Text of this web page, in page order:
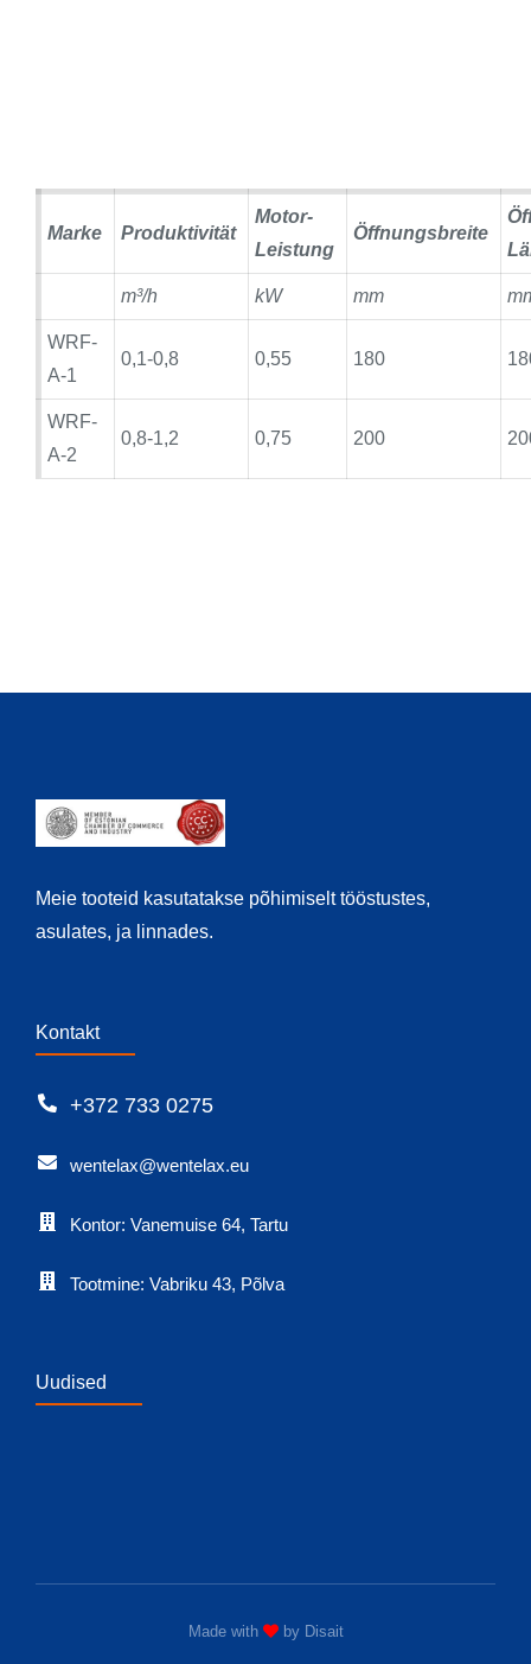
Marke Produktivität
Motor-
Leistung
Öffnungsbreite
m³/h kW mm
WRF-
A-1
0,1-0,8 0,55 180
WRF-
A-2
0,8-1,2 0,75 200
Meie tooteid kasutatakse põhimiselt tööstustes,
asulates, ja linnades.
Kontakt
+372 733 0275
wentelax@wentelax.eu
Kontor: Vanemuise 64, Tartu
Tootmine: Vabriku 43, Põlva
Uudised
Made with by Disait